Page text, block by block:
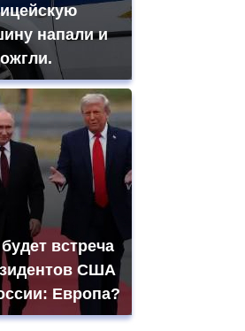
напали и
встреча
США
Европа?